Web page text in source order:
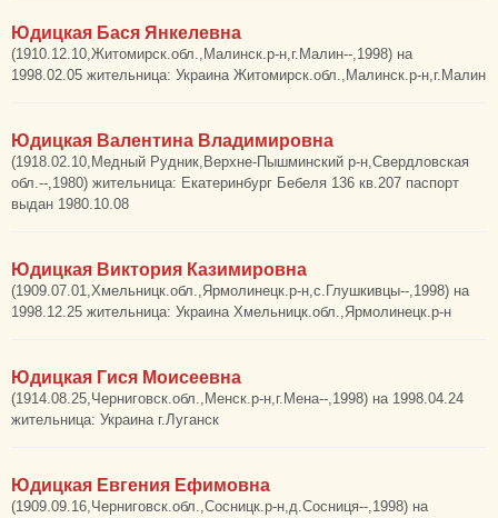
Юдицкая Бася Янкелевна
(1910.12.10,Житомирск.обл.,Малинск.р-н,г.Малин--,1998) на
1998.02.05 жительница: Украина Житомирск.обл.,Малинск.р-н,г.Малин
Юдицкая Валентина Владимировна
(1918.02.10,Медный Рудник,Верхне-Пышминский р-н,Свердловская
обл.--,1980) жительница: Екатеринбург Бебеля 136 кв.207 паспорт
выдан 1980.10.08
Юдицкая Виктория Казимировна
(1909.07.01,Хмельницк.обл.,Ярмолинецк.р-н,с.Глушкивцы--,1998) на
1998.12.25 жительница: Украина Хмельницк.обл.,Ярмолинецк.р-н
Юдицкая Гися Моисеевна
(1914.08.25,Черниговск.обл.,Менск.р-н,г.Мена--,1998) на 1998.04.24
жительница: Украина г.Луганск
Юдицкая Евгения Ефимовна
(1909.09.16,Черниговск.обл.,Сосницк.р-н,д.Сосниця--,1998) на